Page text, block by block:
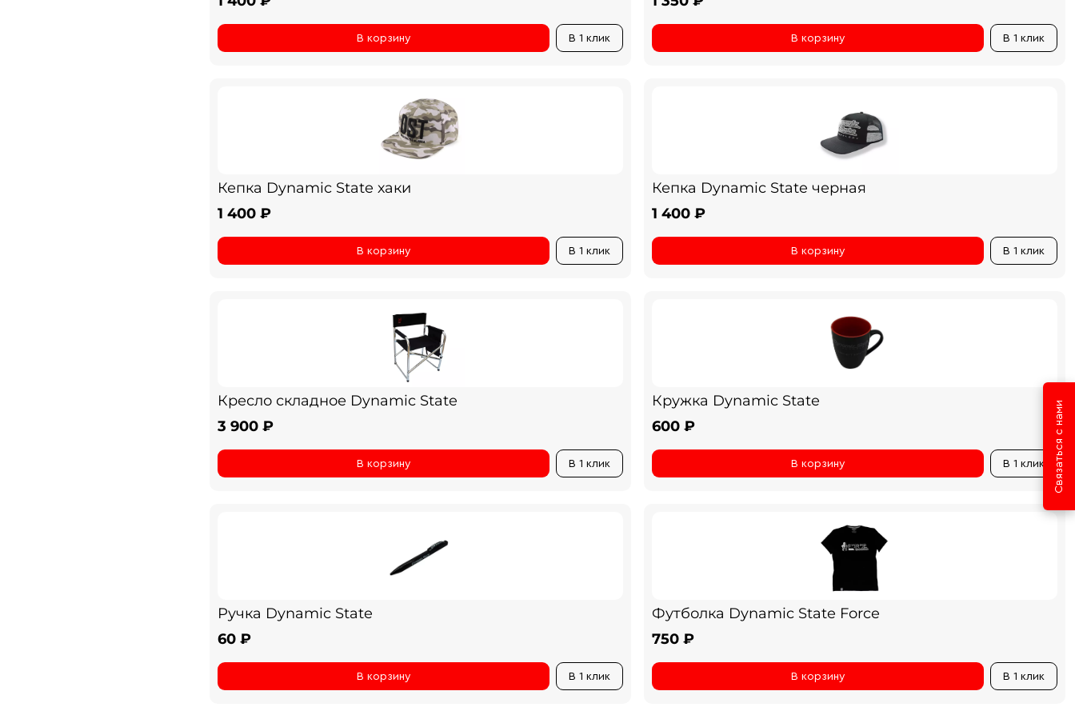
В 1 клик
В корзину В 1 клик
В корзину
Кепка Dynamic State хаки
1 400 ₽
В 1 клик
В корзину
Кепка Dynamic State черная
1 400 ₽
В 1 клик
В корзину
Кресло складное Dynamic State
3 900 ₽
В 1 клик
В корзину
Кружка Dynamic State
600 ₽
В 1 клик
В корзину
Ручка Dynamic State
60 ₽
В 1 клик
В корзину
Футболка Dynamic State Force
750 ₽
В 1 клик
В корзину
Связаться с нами